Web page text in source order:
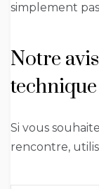
simplement
Notre
Si vous
rencontre,